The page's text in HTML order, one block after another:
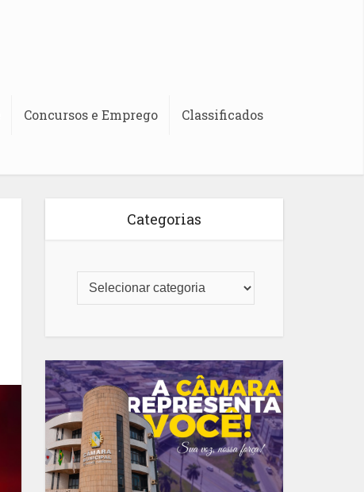
Concursos e Emprego Classificados
Categorias